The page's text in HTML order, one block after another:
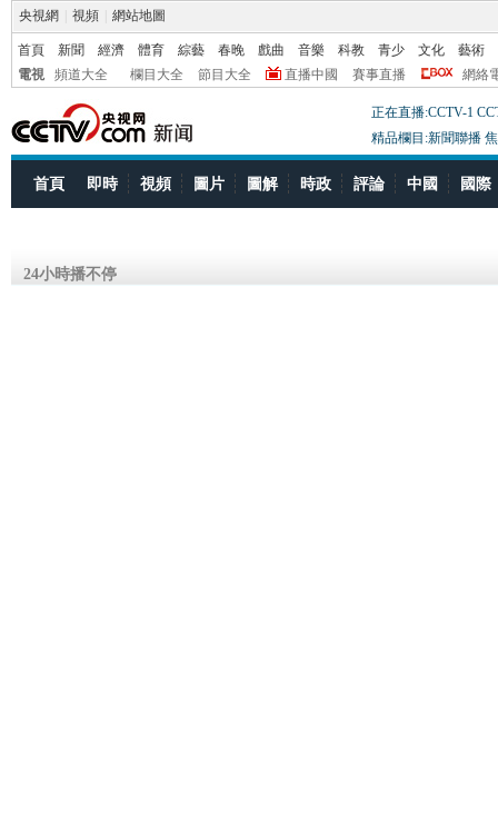
央視網 視頻 網站地圖
首頁 新聞 經濟 體育 綜藝 春晚 戲曲 音樂 科教 青少 文化
藝術
電視
頻道大全 欄目大全 節目大全 直播中國 賽事直播 網絡
正在直播:CCTV-1
精品欄目:新聞聯播
首頁 即時 視頻 圖片 圖解 時政 評論 中國 國際
24小時播不停